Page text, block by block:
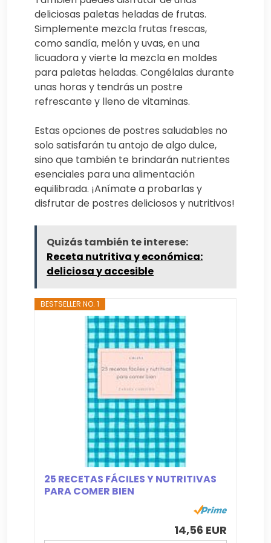
deliciosas paletas heladas de frutas.
Simplemente mezcla frutas frescas,
como sandía, melón y uvas, en una
licuadora y vierte la mezcla en moldes
para paletas heladas. Congélalas durante
unas horas y tendrás un postre
refrescante y lleno de vitaminas.
Estas opciones de postres saludables no
solo satisfarán tu antojo de algo dulce,
sino que también te brindarán nutrientes
esenciales para una alimentación
equilibrada. ¡Anímate a probarlas y
disfrutar de postres deliciosos y nutritivos!
Quizás también te interese:
Receta nutritiva y económica:
deliciosa y accesible
BESTSELLER NO. 1
25 RECETAS FÁCILES Y NUTRITIVAS
PARA COMER BIEN
14,56 EUR